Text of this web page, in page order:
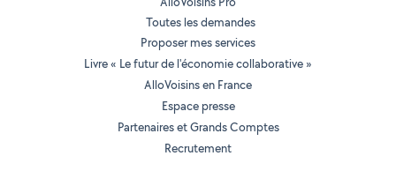
Toutes les demandes
Proposer mes services
Livre « Le futur de l'économie collaborative »
AlloVoisins en France
Espace presse
Partenaires et Grands Comptes
Recrutement